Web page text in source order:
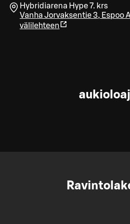
Hybridiarena Hype 7. krs
Vanha Jorvaksentie 3, Espoo
välilehteen